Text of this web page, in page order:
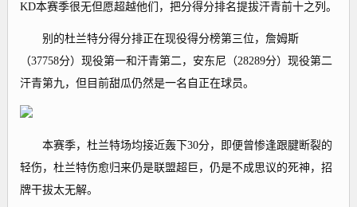
KD本赛季很无但愿超越他们，把分得分排名提拔汗青前十之列。
别的杜兰特分得分排正在现役得分榜第三位，詹姆斯
（37758分）现役第一和汗青第二，安东尼（28289分）现役第二
汗青第九，但目前甜瓜仍然是一名自正在球员。
本赛季，杜兰特场均接近轰下30分，即便曾惨逢跟腱断裂的
轻伤，杜兰特伤愈归来仍是联盟超巨，仍是不成思议的死神，招
牌干拔太无解。